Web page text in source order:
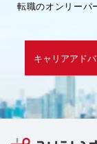
転職のオンリーパ
キャリアアド